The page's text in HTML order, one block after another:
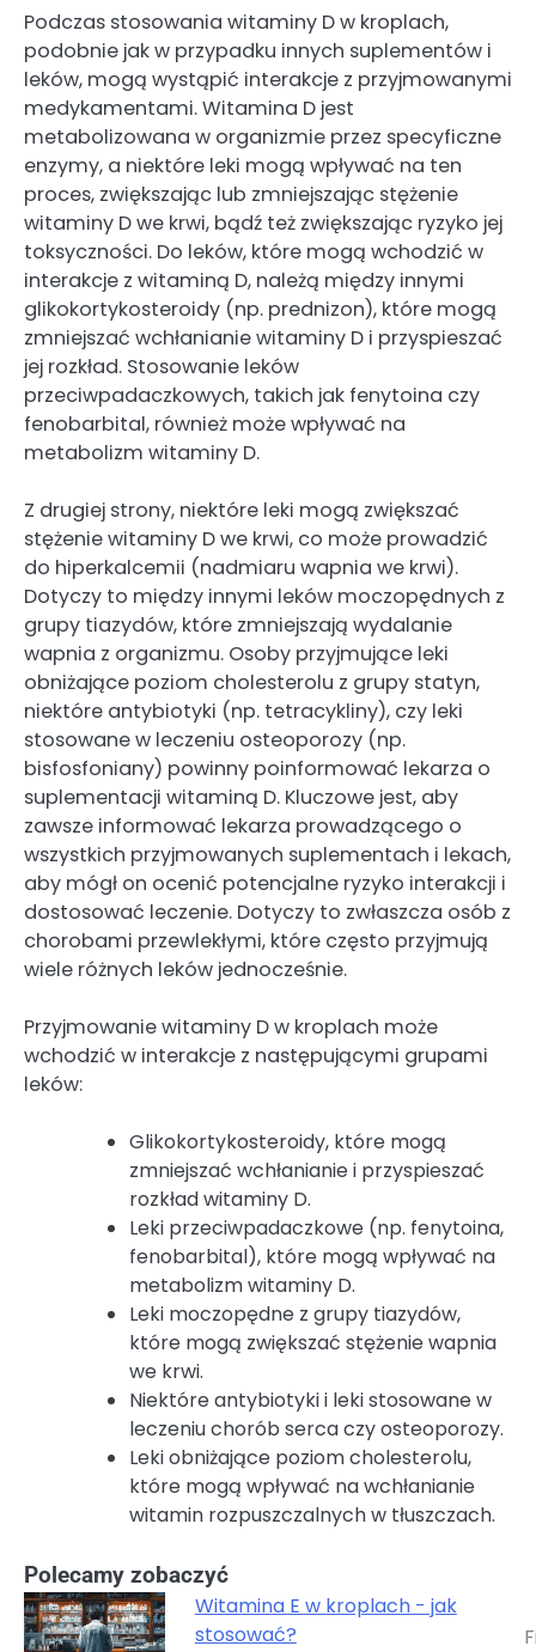
Podczas stosowania witaminy D w kroplach,
podobnie jak w przypadku innych suplementów i
leków, mogą wystąpić interakcje z przyjmowanymi
medykamentami. Witamina D jest
metabolizowana w organizmie przez specyficzne
enzymy, a niektóre leki mogą wpływać na ten
proces, zwiększając lub zmniejszając stężenie
witaminy D we krwi, bądź też zwiększając ryzyko jej
toksyczności. Do leków, które mogą wchodzić w
interakcje z witaminą D, należą między innymi
glikokortykosteroidy (np. prednizon), które mogą
zmniejszać wchłanianie witaminy D i przyspieszać
jej rozkład. Stosowanie leków
przeciwpadaczkowych, takich jak fenytoina czy
fenobarbital, również może wpływać na
metabolizm witaminy D.
Z drugiej strony, niektóre leki mogą zwiększać
stężenie witaminy D we krwi, co może prowadzić
do hiperkalcemii (nadmiaru wapnia we krwi).
Dotyczy to między innymi leków moczopędnych z
grupy tiazydów, które zmniejszają wydalanie
wapnia z organizmu. Osoby przyjmujące leki
obniżające poziom cholesterolu z grupy statyn,
niektóre antybiotyki (np. tetracykliny), czy leki
stosowane w leczeniu osteoporozy (np.
bisfosfoniany) powinny poinformować lekarza o
suplementacji witaminą D. Kluczowe jest, aby
zawsze informować lekarza prowadzącego o
wszystkich przyjmowanych suplementach i lekach,
aby mógł on ocenić potencjalne ryzyko interakcji i
dostosować leczenie. Dotyczy to zwłaszcza osób z
chorobami przewlekłymi, które często przyjmują
wiele różnych leków jednocześnie.
Przyjmowanie witaminy D w kroplach może
wchodzić w interakcje z następującymi grupami
leków:
Glikokortykosteroidy, które mogą
zmniejszać wchłanianie i przyspieszać
rozkład witaminy D.
Leki przeciwpadaczkowe (np. fenytoina,
fenobarbital), które mogą wpływać na
metabolizm witaminy D.
Leki moczopędne z grupy tiazydów,
które mogą zwiększać stężenie wapnia
we krwi.
Niektóre antybiotyki i leki stosowane w
leczeniu chorób serca czy osteoporozy.
Leki obniżające poziom cholesterolu,
które mogą wpływać na wchłanianie
witamin rozpuszczalnych w tłuszczach.
Polecamy zobaczyć
Witamina E w kroplach - jak
stosować?
Nawigacja